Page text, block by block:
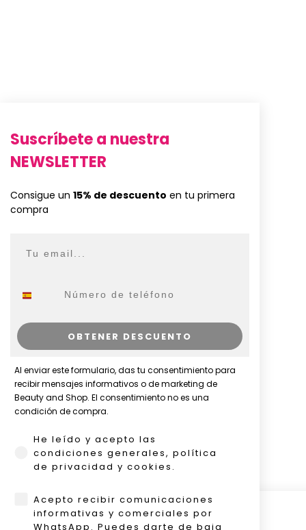
0
Suscríbete a nuestra
NEWSLETTER
Consigue un 15% de descuento en tu primera
compra
OBTENER DESCUENTO
Al enviar este formulario, das tu consentimiento para
recibir mensajes informativos o de marketing de
Beauty and Shop. El consentimiento no es una
condición de compra.
He leído y acepto las condiciones
He leído y acepto las
condiciones generales, política
de privacidad y cookies.
WhatsApp
Acepto recibir comunicaciones
informativas y comerciales por
WhatsApp. Puedes darte de baja